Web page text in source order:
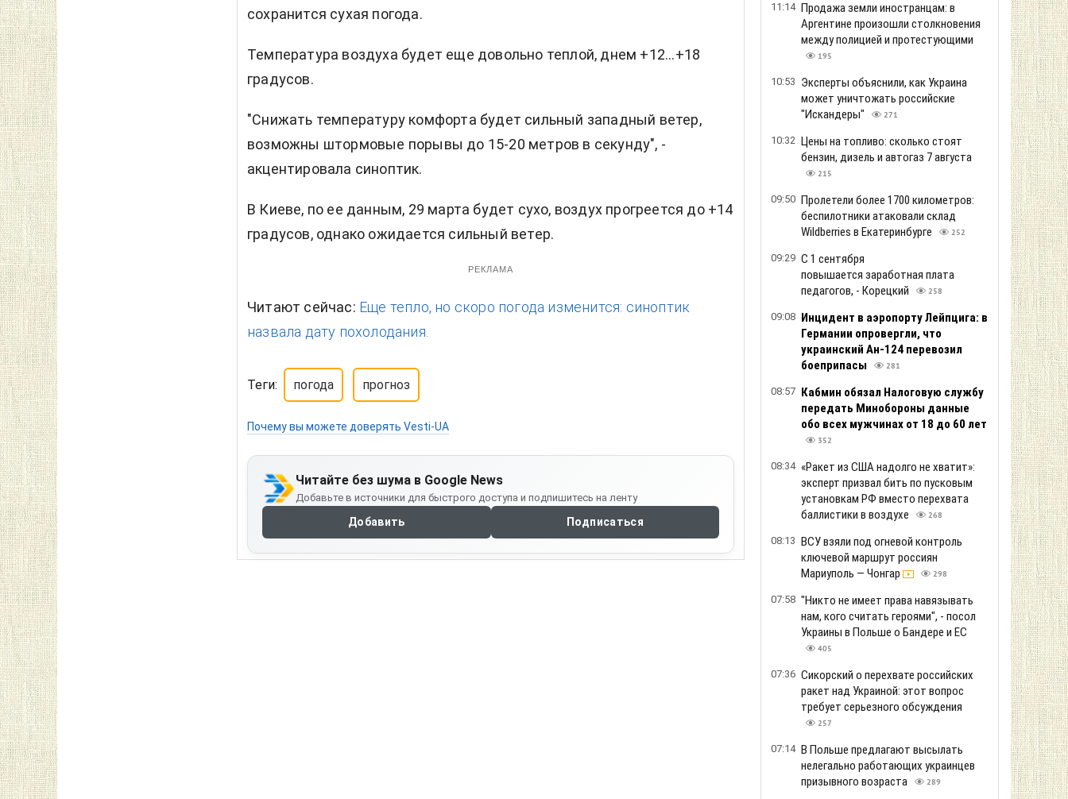
сохранится сухая погода.
Температура воздуха будет еще довольно теплой, днем +12...+18
градусов.
"Снижать температуру комфорта будет сильный западный ветер,
возможны штормовые порывы до 15-20 метров в секунду", -
акцентировала синоптик.
В Киеве, по ее данным, 29 марта будет сухо, воздух прогреется до +14
градусов, однако ожидается сильный ветер.
РЕКЛАМА
Читают сейчас: Еще тепло, но скоро погода изменится: синоптик
назвала дату похолодания.
Теги: погода прогноз
Почему вы можете доверять Vesti-UA
Читайте без шума в Google News
Добавьте в источники для быстрого доступа и подпишитесь на ленту
Добавить Подписаться
11:14 Продажа земли иностранцам: в
Аргентине произошли столкновения
между полицией и протестующими
195
10:53 Эксперты объяснили, как Украина
может уничтожать российские
"Искандеры"
271
10:32 Цены на топливо: сколько стоят
бензин, дизель и автогаз 7 августа
215
09:50 Пролетели более 1700 километров:
беспилотники атаковали склад
Wildberries в Екатеринбурге
252
09:29 С 1 сентября
повышается заработная плата
педагогов, - Корецкий
258
09:08 Инцидент в аэропорту Лейпцига: в
Германии опровергли, что
украинский Ан-124 перевозил
боеприпасы
281
08:57 Кабмин обязал Налоговую службу
передать Минобороны данные
обо всех мужчинах от 18 до 60 лет
352
08:34 «Ракет из США надолго не хватит»:
эксперт призвал бить по пусковым
установкам РФ вместо перехвата
баллистики в воздухе
268
08:13 ВСУ взяли под огневой контроль
ключевой маршрут россиян
Мариуполь — Чонгар
298
07:58 "Никто не имеет права навязывать
нам, кого считать героями", - посол
Украины в Польше о Бандере и ЕС
405
07:36 Сикорский о перехвате российских
ракет над Украиной: этот вопрос
требует серьезного обсуждения
257
07:14 В Польше предлагают высылать
нелегально работающих украинцев
призывного возраста
289